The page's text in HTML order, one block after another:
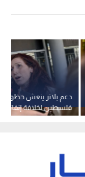
دعم بلاتر ينعش حظوظ
فلسطين لخلافة